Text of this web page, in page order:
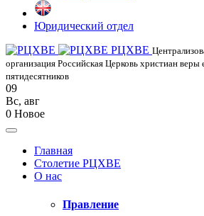
Юридический отдел
РЦХВЕ
организация Российская Церковь христиан веры
пятидесятников
09
Вс, авг
0 Новое
Главная
Столетие РЦХВЕ
О нас
Правление